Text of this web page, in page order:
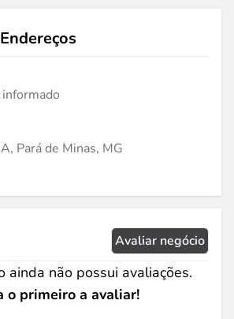
Pará de Minas, MG
Avaliar negócio
ainda não possui avaliações.
o primeiro a avaliar!